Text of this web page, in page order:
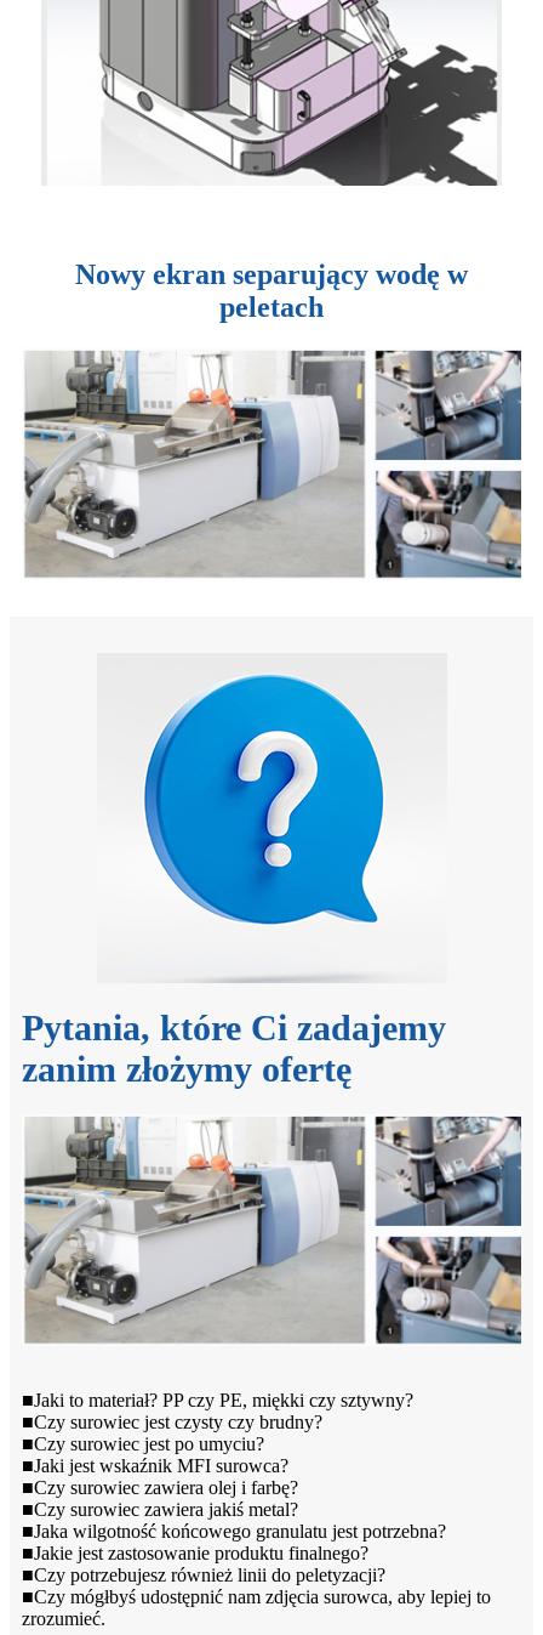
Nowy ekran separujący wodę w
peletach
Pytania, które Ci zadajemy
zanim złożymy ofertę
■Jaki to materiał? PP czy PE, miękki czy sztywny?
■Czy surowiec jest czysty czy brudny?
■Czy surowiec jest po umyciu?
■Jaki jest wskaźnik MFI surowca?
■Czy surowiec zawiera olej i farbę?
■Czy surowiec zawiera jakiś metal?
■Jaka wilgotność końcowego granulatu jest potrzebna?
■Jakie jest zastosowanie produktu finalnego?
■Czy potrzebujesz również linii do peletyzacji?
■Czy mógłbyś udostępnić nam zdjęcia surowca, aby lepiej to
zrozumieć.